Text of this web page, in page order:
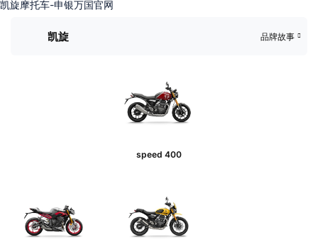
凯旋摩托车-申银万国官网
凯旋 品牌故事
speed 400